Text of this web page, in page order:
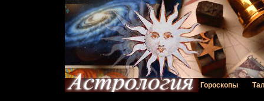
Гороскопы